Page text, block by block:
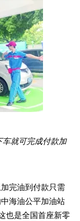
车就可完成付款加
完油到付款只需
海油公平加油站
也是全国首座新零